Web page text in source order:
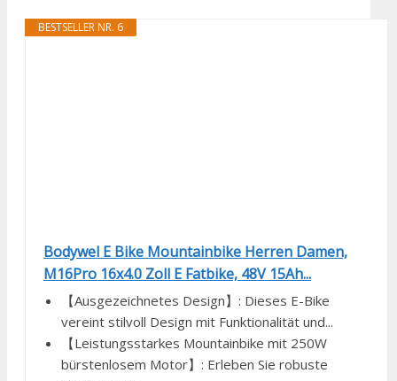
BESTSELLER NR. 6
Bodywel E Bike Mountainbike Herren Damen,
M16Pro 16x4.0 Zoll E Fatbike, 48V 15Ah...
【Ausgezeichnetes Design】: Dieses E-Bike
vereint stilvoll Design mit Funktionalität und...
【Leistungsstarkes Mountainbike mit 250W
bürstenlosem Motor】: Erleben Sie robuste